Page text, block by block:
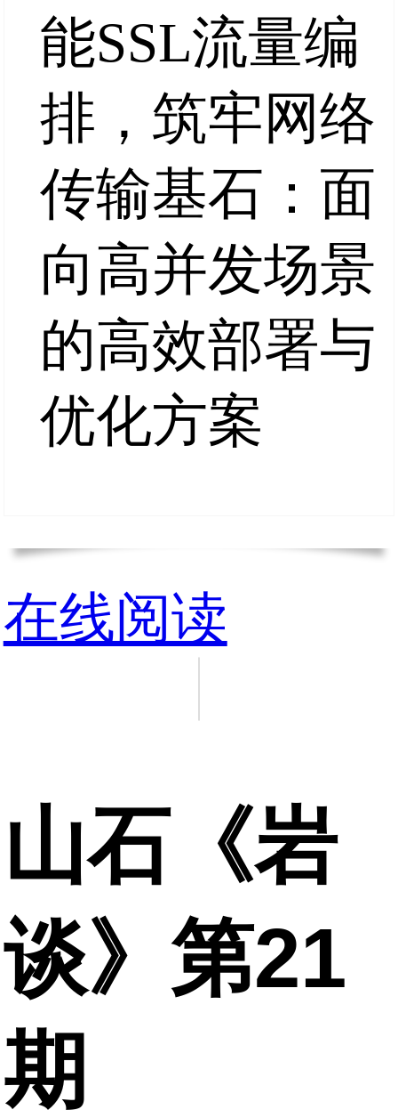
能SSL流量编
排，筑牢网络
传输基石：面
向高并发场景
的高效部署与
优化方案
在线阅读
山石《岩
谈》第21
期